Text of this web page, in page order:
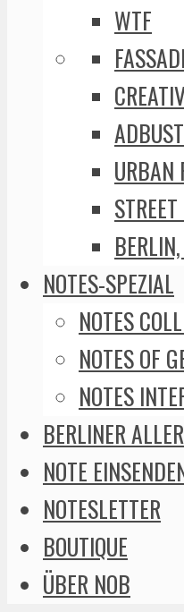
WTF
URBAN
NOTES-SPEZIAL
NOTES
NOTES OF
NOTES
BERLINER
NOTE
NOTESLETTER
BOUTIQUE
ÜBER NOB